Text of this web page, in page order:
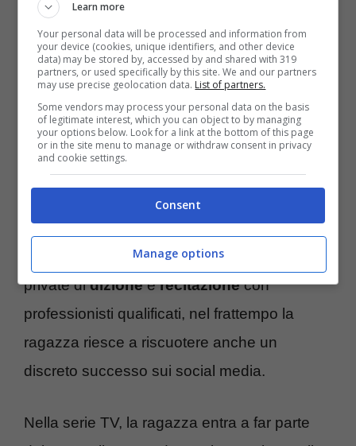
Maria Esposito , classe2003è nata a Napoli
10 novembre, fin da quando è piccola si
interessa di recitazione e si scrive
all’Accademiadi recitazione di Napoli. Oltre
all’Accademia frequenta anche lezioni
private didizioneerecitazionecon
professionisti qualificati, nel frattempo la
ragazza riesce a riscuotere anche un
discreto successo sui social media.
Nella serie TV, la ragazza entra a far parte
Learn more
Your personal data will be processed and information from
your device (cookies, unique identifiers, and other device
data) may be stored by, accessed by and shared with 319
partners, or used specifically by this site. We and our partners
may use precise geolocation data. List of partners.
Some vendors may process your personal data on the basis
of legitimate interest, which you can object to by managing
your options below. Look for a link at the bottom of this page
or in the site menu to manage or withdraw consent in privacy
and cookie settings.
Consent
Manage options